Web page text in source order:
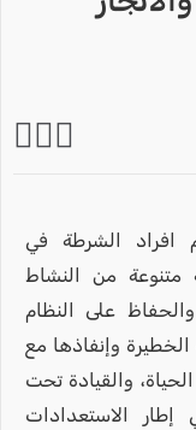
افراد الشرطة في
من النشاط
على النظام
الخطيرة وإنفاذها مع
والقيادة تحت
الاستعدادات